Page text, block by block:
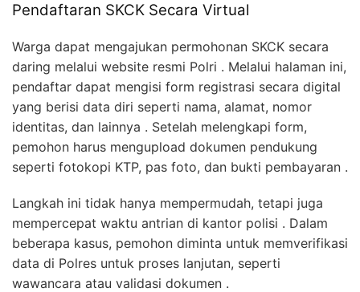
Pendaftaran SKCK Secara Virtual
Warga dapat mengajukan permohonan SKCK secara
daring melalui website resmi Polri . Melalui halaman ini,
pendaftar dapat mengisi form registrasi secara digital
yang berisi data diri seperti nama, alamat, nomor
identitas, dan lainnya . Setelah melengkapi form,
pemohon harus mengupload dokumen pendukung
seperti fotokopi KTP, pas foto, dan bukti pembayaran .
Langkah ini tidak hanya mempermudah, tetapi juga
mempercepat waktu antrian di kantor polisi . Dalam
beberapa kasus, pemohon diminta untuk memverifikasi
data di Polres untuk proses lanjutan, seperti
wawancara atau validasi dokumen .